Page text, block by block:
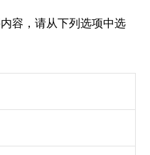
容，请从下列选项中选